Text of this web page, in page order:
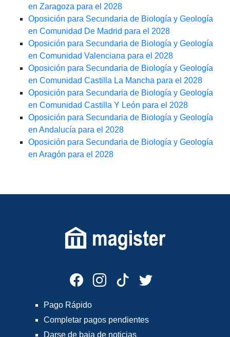
en Zaragoza para el 2028
Oposición para Secundaria de Biología y Geología
en Comunidad De Madrid para el 2028
Oposición para Secundaria de Biología y Geología
en Comunidad Valenciana para el 2028
Oposición para Secundaria de Biología y Geología
en Comunidad Castilla La Mancha para el 2028
Oposición para Secundaria de Biología y Geología
en Comunidad Castilla Y León para el 2028
Oposición para Secundaria de Biología y Geología
en Andalucía para el 2028
Oposición para Secundaria de Biología y Geología
en Aragón para el 2028
Pago Rápido
Completar pagos pendientes
Darse de baja de noticias